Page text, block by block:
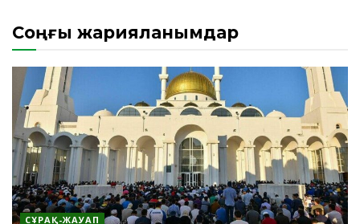
Соңғы жарияланымдар
СҰРАҚ-ЖАУАП